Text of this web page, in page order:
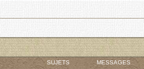
SUJETS MESSAGES